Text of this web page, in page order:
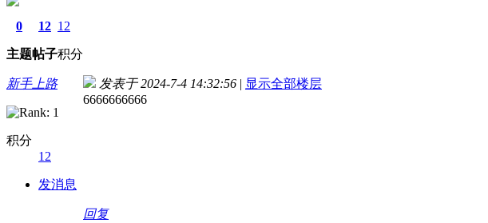
0
主题
12
帖子
12
积分
新手上路
积分
12
发消息
发表于 2024-7-4 14:32:56 | 显示全部楼层
6666666666
回复